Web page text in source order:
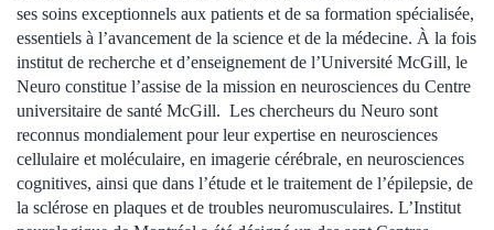
ses soins exceptionnels aux patients et de sa formation spécialisée,
essentiels à l’avancement de la science et de la médecine. À la fois
institut de recherche et d’enseignement de l’Université McGill, le
Neuro constitue l’assise de la mission en neurosciences du Centre
universitaire de santé McGill. Les chercheurs du Neuro sont
reconnus mondialement pour leur expertise en neurosciences
cellulaire et moléculaire, en imagerie cérébrale, en neurosciences
cognitives, ainsi que dans l’étude et le traitement de l’épilepsie, de
la sclérose en plaques et de troubles neuromusculaires. L’Institut